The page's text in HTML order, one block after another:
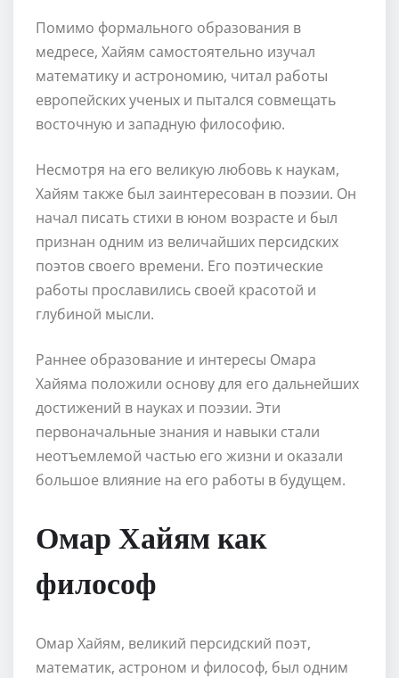
Помимо формального образования в
медресе, Хайям самостоятельно изучал
математику и астрономию, читал работы
европейских ученых и пытался совмещать
восточную и западную философию.
Несмотря на его великую любовь к наукам,
Хайям также был заинтересован в поэзии. Он
начал писать стихи в юном возрасте и был
признан одним из величайших персидских
поэтов своего времени. Его поэтические
работы прославились своей красотой и
глубиной мысли.
Раннее образование и интересы Омара
Хайяма положили основу для его дальнейших
достижений в науках и поэзии. Эти
первоначальные знания и навыки стали
неотъемлемой частью его жизни и оказали
большое влияние на его работы в будущем.
Омар Хайям как
философ
Омар Хайям, великий персидский поэт,
математик, астроном и философ, был одним